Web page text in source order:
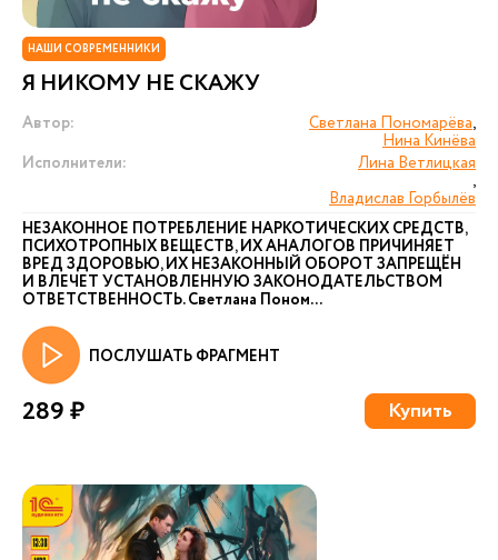
НАШИ СОВРЕМЕННИКИ
Я НИКОМУ НЕ СКАЖУ
Автор: Светлана Пономарёва,
Нина Кинёва
Исполнители:
Лина Ветлицкая
,
Владислав Горбылёв
НЕЗАКОННОЕ ПОТРЕБЛЕНИЕ НАРКОТИЧЕСКИХ СРЕДСТВ,
ПСИХОТРОПНЫХ ВЕЩЕСТВ, ИХ АНАЛОГОВ ПРИЧИНЯЕТ
ВРЕД ЗДОРОВЬЮ, ИХ НЕЗАКОННЫЙ ОБОРОТ ЗАПРЕЩЁН
И ВЛЕЧЕТ УСТАНОВЛЕННУЮ ЗАКОНОДАТЕЛЬСТВОМ
ОТВЕТСТВЕННОСТЬ. Светлана Поном...
ПОСЛУШАТЬ ФРАГМЕНТ
289 ₽ Купить